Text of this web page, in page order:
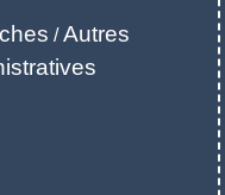
/Autres